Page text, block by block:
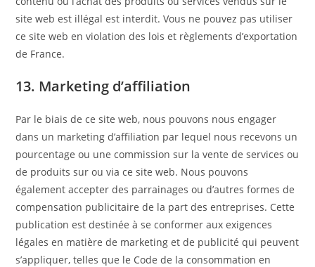
site web est illégal est interdit. Vous ne pouvez pas utiliser
ce site web en violation des lois et règlements d’exportation
de France.
13. Marketing d’affiliation
Par le biais de ce site web, nous pouvons nous engager
dans un marketing d’affiliation par lequel nous recevons un
pourcentage ou une commission sur la vente de services ou
de produits sur ou via ce site web. Nous pouvons
également accepter des parrainages ou d’autres formes de
compensation publicitaire de la part des entreprises. Cette
publication est destinée à se conformer aux exigences
légales en matière de marketing et de publicité qui peuvent
s’appliquer, telles que le Code de la consommation en